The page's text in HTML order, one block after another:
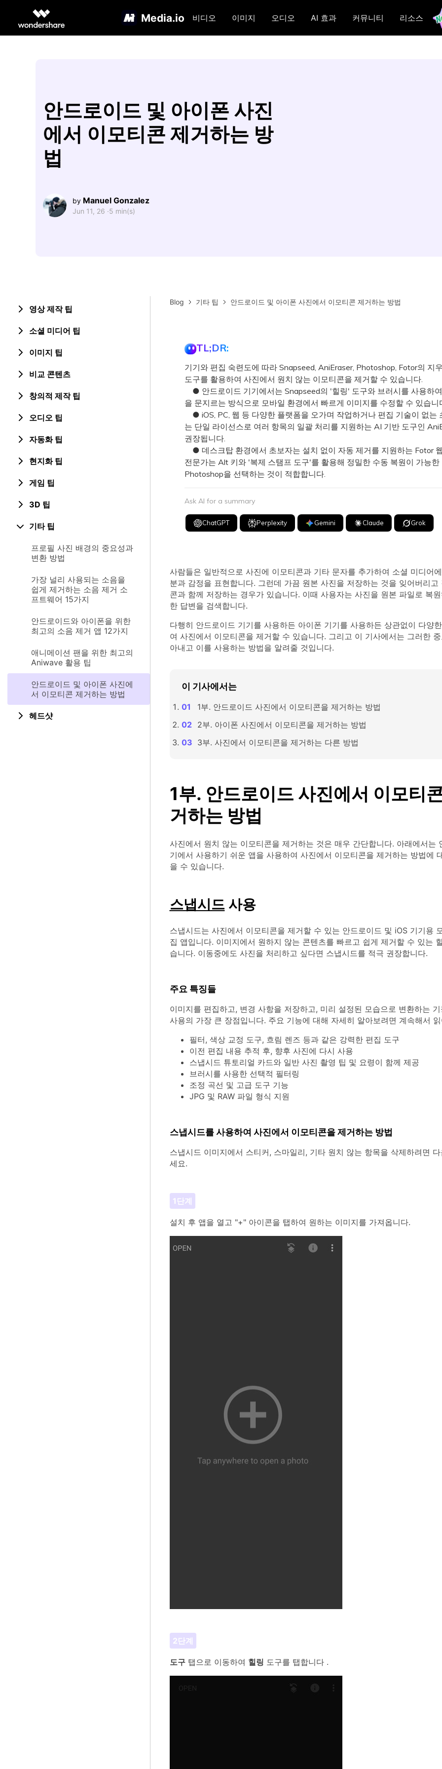
Media.io 비디오 이미지 오디오 AI 효과 커뮤니티 리소스
안드로이드 및 아이폰 사진
에서 이모티콘 제거하는 방
법
by Manuel Gonzalez
Jun 11, 26 ·5 min(s)
영상 제작 팁
소셜 미디어 팁
이미지 팁
비교 콘텐츠
창의적 제작 팁
오디오 팁
자동화 팁
현지화 팁
게임 팁
3D 팁
기타 팁
프로필 사진 배경의 중요성과
변환 방법
가장 널리 사용되는 소음을
쉽게 제거하는 소음 제거 소
프트웨어 15가지
안드로이드와 아이폰을 위한
최고의 소음 제거 앱 12가지
애니메이션 팬을 위한 최고의
Aniwave 활용 팁
안드로이드 및 아이폰 사진에
서 이모티콘 제거하는 방법
헤드샷
Blog 기타 팁 안드로이드 및 아이폰 사진에서 이모티콘 제거하는 방법
TL;DR:
기기와 편집 숙련도에 따라 Snapseed, AniEraser, Photoshop, Fotor의 지
도구를 활용하여 사진에서 원치 않는 이모티콘을 제거할 수 있습니다.
● 안드로이드 기기에서는 Snapseed의 '힐링' 도구와 브러시를 사용하
을 문지르는 방식으로 모바일 환경에서 빠르게 이미지를 수정할 수 있습니
● iOS, PC, 웹 등 다양한 플랫폼을 오가며 작업하거나 편집 기술이 없는
는 단일 라이선스로 여러 항목의 일괄 처리를 지원하는 AI 기반 도구인
권장됩니다.
● 데스크탑 환경에서 초보자는 설치 없이 자동 제거를 지원하는 Fotor
전문가는 Alt 키와 '복제 스탬프 도구'를 활용해 정밀한 수동 복원이 가능한
Photoshop을 선택하는 것이 적합합니다.
Ask AI for a summary
ChatGPT Perplexity Gemini Claude Grok
사람들은 일반적으로 사진에 이모티콘과 기타 문자를 추가하여 소셜 미디어
분과 감정을 표현합니다. 그런데 가끔 원본 사진을 저장하는 것을 잊어버리고
콘과 함께 저장하는 경우가 있습니다. 이때 사용자는 사진을 원본 파일로 복
한 답변을 검색합니다.
다행히 안드로이드 기기를 사용하든 아이폰 기기를 사용하든 상관없이 다양
여 사진에서 이모티콘을 제거할 수 있습니다. 그리고 이 기사에서는 그러한
아내고 이를 사용하는 방법을 알려줄 것입니다.
이 기사에서는
1부. 안드로이드 사진에서 이모티콘을 제거하는 방법
2부. 아이폰 사진에서 이모티콘을 제거하는 방법
3부. 사진에서 이모티콘을 제거하는 다른 방법
1부. 안드로이드 사진에서 이모티
거하는 방법
사진에서 원치 않는 이모티콘을 제거하는 것은 매우 간단합니다. 아래에서는
기에서 사용하기 쉬운 앱을 사용하여 사진에서 이모티콘을 제거하는 방법에
을 수 있습니다.
스냅시드 사용
스냅시드는 사진에서 이모티콘을 제거할 수 있는 안드로이드 및 iOS 기기용
집 앱입니다. 이미지에서 원하지 않는 콘텐츠를 빠르고 쉽게 제거할 수 있는
습니다. 이동중에도 사진을 처리하고 싶다면 스냅시드를 적극 권장합니다.
주요 특징들
이미지를 편집하고, 변경 사항을 저장하고, 미리 설정된 모습으로 변환하는
사용의 가장 큰 장점입니다. 주요 기능에 대해 자세히 알아보려면 계속해서
필터, 색상 교정 도구, 흐림 렌즈 등과 같은 강력한 편집 도구
이전 편집 내용 추적 후, 향후 사진에 다시 사용
스냅시드 튜토리얼 카드와 일반 사진 촬영 팁 및 요령이 함께 제공
브러시를 사용한 선택적 필터링
조정 곡선 및 고급 도구 기능
JPG 및 RAW 파일 형식 지원
스냅시드를 사용하여 사진에서 이모티콘을 제거하는 방법
스냅시드 이미지에서 스티커, 스마일리, 기타 원치 않는 항목을 삭제하려면
세요.
1단계
설치 후 앱을 열고 "+" 아이콘을 탭하여 원하는 이미지를 가져옵니다.
2단계
도구탭으로 이동하여 힐링 도구를 탭합니다 .